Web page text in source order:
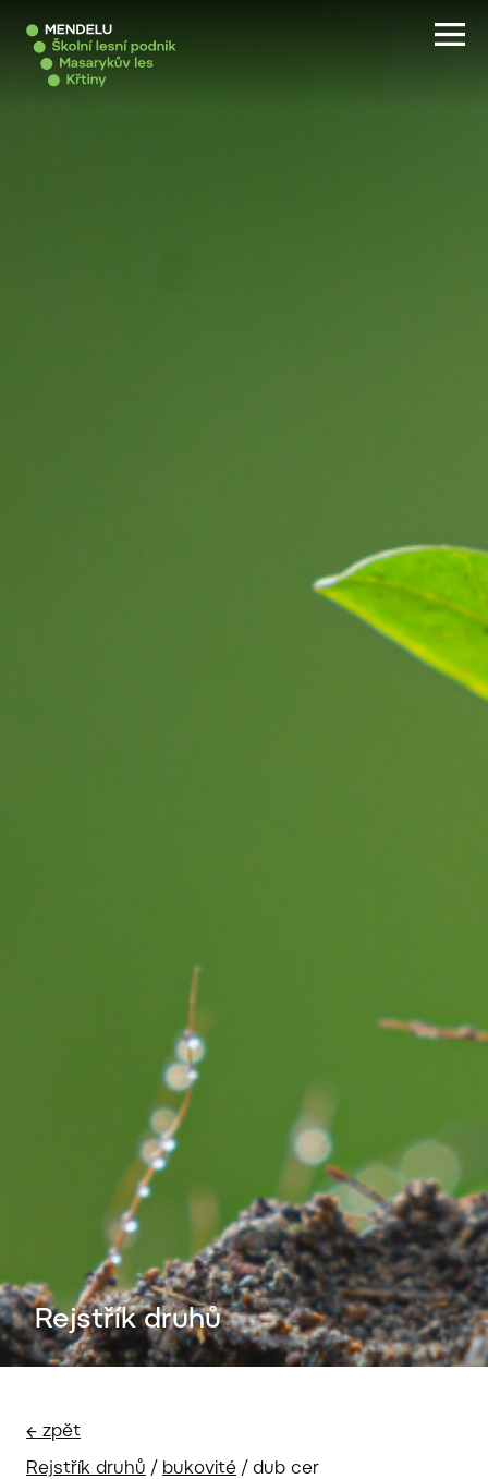
Rejstřík druhů
← zpět
Rejstřík druhů / bukovité / dub cer